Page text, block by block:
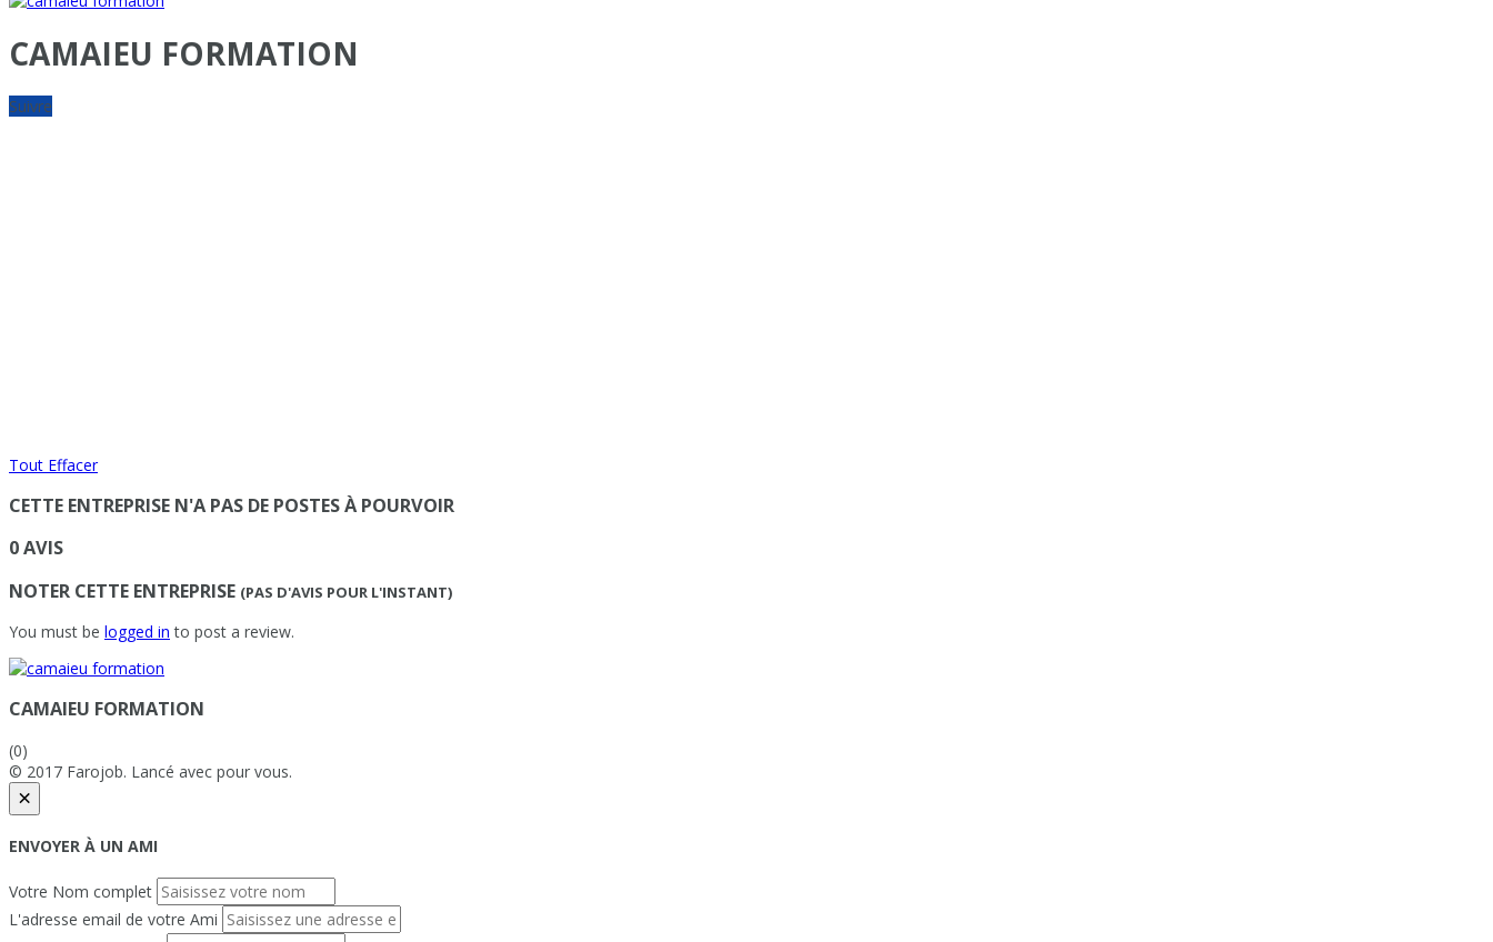
CAMAIEU FORMATION
Suivre
Tout Effacer
CETTE ENTREPRISE N'A PAS DE POSTES À POURVOIR
0 AVIS
NOTER CETTE ENTREPRISE (PAS D'AVIS POUR L'INSTANT)
You must be logged in to post a review.
CAMAIEU FORMATION
(0)
© 2017 Farojob. Lancé avec pour vous.
×
ENVOYER À UN AMI
Votre Nom complet
L'adresse email de votre Ami